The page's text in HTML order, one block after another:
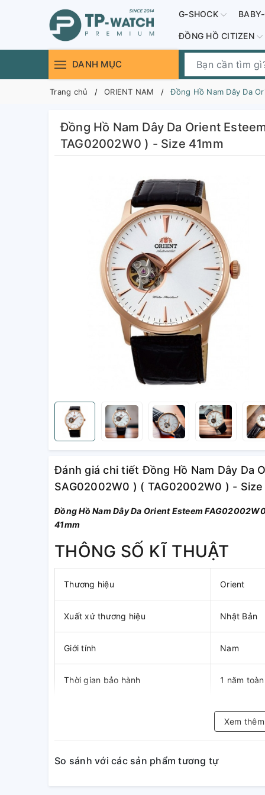
G-SHOCK
ĐỒNG HỒ CITIZEN
DANH MỤC
Trang chủ ORIENT NAM Đồng Hồ Nam Dây Da
Đồng Hồ Nam Dây Da Orient
TAG02002W0 ) - Size 41mm
Đánh giá chi tiết Đồng Hồ Nam Dây Da
SAG02002W0 ) ( TAG02002W0 ) - Size
Đồng Hồ Nam Dây Da Orient Esteem
41mm
THÔNG SỐ KĨ THUẬT
Thương hiệu Orient
Xuất xứ thương hiệu Nhật Bản
Giới tính Nam
Thời gian bảo hành 1 năm
Đồng hồ
Mặt kính Kính Cứng
Xem thêm
So sánh với các sản phẩm tương tự